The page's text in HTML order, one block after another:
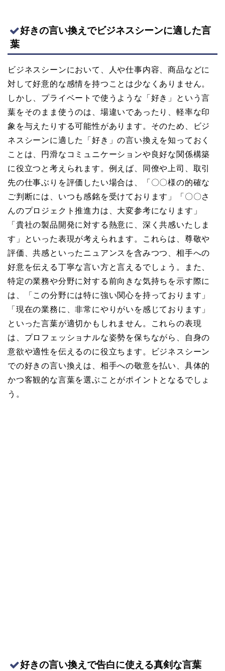
好きの言い換えでビジネスシーンに適した言
葉
ビジネスシーンにおいて、人や仕事内容、商品などに
対して好意的な感情を持つことは少なくありません。
しかし、プライベートで使うような「好き」という言
葉をそのまま使うのは、場違いであったり、軽率な印
象を与えたりする可能性があります。そのため、ビジ
ネスシーンに適した「好き」の言い換えを知っておく
ことは、円滑なコミュニケーションや良好な関係構築
に役立つと考えられます。例えば、同僚や上司、取引
先の仕事ぶりを評価したい場合は、「〇〇様の的確な
ご判断には、いつも感銘を受けております」「〇〇さ
んのプロジェクト推進力は、大変参考になります」
「貴社の製品開発に対する熱意に、深く共感いたしま
す」といった表現が考えられます。これらは、尊敬や
評価、共感といったニュアンスを含みつつ、相手への
好意を伝える丁寧な言い方と言えるでしょう。また、
特定の業務や分野に対する前向きな気持ちを示す際に
は、「この分野には特に強い関心を持っております」
「現在の業務に、非常にやりがいを感じております」
といった言葉が適切かもしれません。これらの表現
は、プロフェッショナルな姿勢を保ちながら、自身の
意欲や適性を伝えるのに役立ちます。ビジネスシーン
での好きの言い換えは、相手への敬意を払い、具体的
かつ客観的な言葉を選ぶことがポイントとなるでしょ
う。
好きの言い換えで告白に使える真剣な言葉